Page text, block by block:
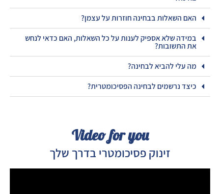
האם השאלות בבחינה חוזרות על עצמן?
במידה שלא אספיק לענות על כל השאלות, האם כדאי לנחש
את התשובות?
מה עלי להביא לבחינה?
כיצד נרשמים לבחינה הפסיכומטרית?
Video for you
זינוק פסיכומטרי בדרך שלך